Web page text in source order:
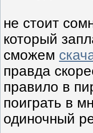
не стоит
который
сможем
правда
правило в
поиграть в
одиночный